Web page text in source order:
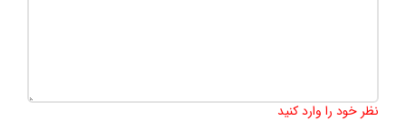
نظر خود را وارد کنید